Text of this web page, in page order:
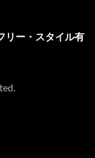
リー・スタイル有